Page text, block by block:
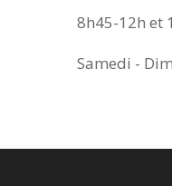
8h45-12h et
Samedi -